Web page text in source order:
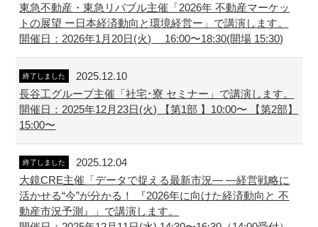
東急不動産・東急リバブル主催「2026年 不動産マーケッ
トの展望 ー日本経済動向と環境経営ー」で講演します。
開催日：2026年1月20日(火) 16:00〜18:30(開場 15:30)
終了しました
2025.12.10
長谷工グループ主催「社宅･寮 セミナー」で講演します。
開催日：2025年12月23日(火) 【第1部 】10:00〜 【第2部】
15:00〜
終了しました
2025.12.04
大鏡CRE主催「データで捉える最新市況― ―経営戦略に
活かせる“今”が分かる！ 『2026年に向けた経済動向と 不
動産市況予測』」で講演します。